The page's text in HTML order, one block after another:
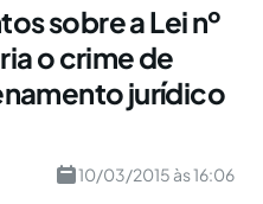
sobre a Lei nº
o crime de
jurídico
10/03/2015 às 16:06